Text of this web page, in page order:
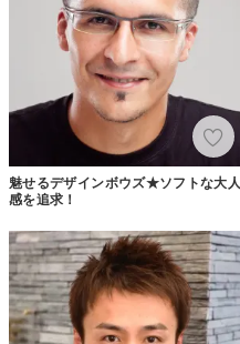
魅せるデザインボウズ★ソフトな大人
感を追求！